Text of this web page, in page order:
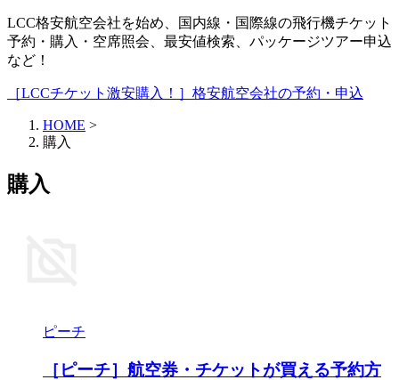
LCC格安航空会社を始め、国内線・国際線の飛行機チケット
予約・購入・空席照会、最安値検索、パッケージツアー申込
など！
［LCCチケット激安購入！］格安航空会社の予約・申込
HOME >
購入
購入
ピーチ
［ピーチ］航空券・チケットが買える予約方